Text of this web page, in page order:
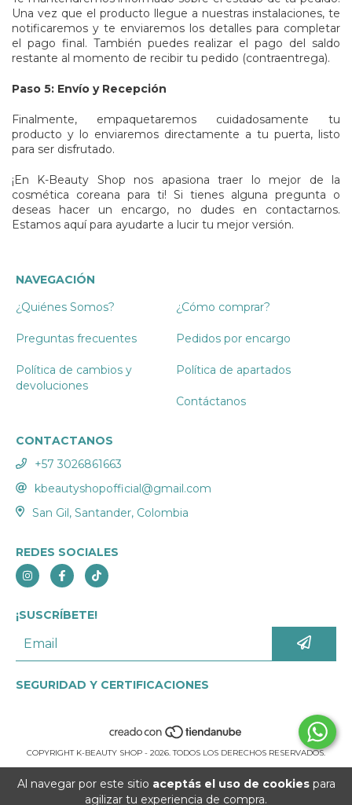
Al navegar por este sitio aceptás el uso de cookiespara
agilizar tu experiencia de compra.
Una vez que el producto llegue a nuestras instalaciones, te
notificaremos y te enviaremos los detalles para completar
el pago final. También puedes realizar el pago del saldo
restante al momento de recibir tu pedido (contraentrega).
Paso 5: Envío y Recepción
Finalmente, empaquetaremos cuidadosamente tu
producto y lo enviaremos directamente a tu puerta, listo
para ser disfrutado.
¡En K-Beauty Shop nos apasiona traer lo mejor de la
cosmética coreana para ti! Si tienes alguna pregunta o
deseas hacer un encargo, no dudes en contactarnos.
Estamos aquí para ayudarte a lucir tu mejor versión.
NAVEGACIÓN
¿Quiénes Somos?
¿Cómo comprar?
Preguntas frecuentes Pedidos por encargo
Política de cambios y
devoluciones
Política de apartados
Contáctanos
CONTACTANOS
+57 3026861663
kbeautyshopofficial@gmail.com
San Gil, Santander, Colombia
REDES SOCIALES
¡SUSCRÍBETE!
SEGURIDAD Y CERTIFICACIONES
COPYRIGHT K-BEAUTY SHOP - 2026. TODOS LOS DERECHOS RESERVADOS.